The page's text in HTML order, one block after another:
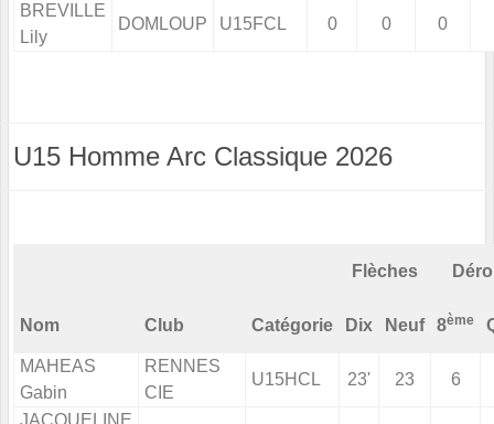
BREVILLE
Lily
DOMLOUP U15FCL 0 0 0
U15 Homme Arc Classique 2026
Flèches
Nom Club Catégorie Dix Neuf 8ème
MAHEAS
Gabin
RENNES
CIE
U15HCL 23' 23 6